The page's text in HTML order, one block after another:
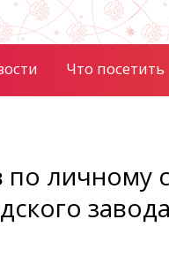
Что посетить
личному